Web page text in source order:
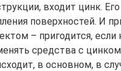
входит цинк.
поверхностей. И
– пригодится,
средства с
в основном, в